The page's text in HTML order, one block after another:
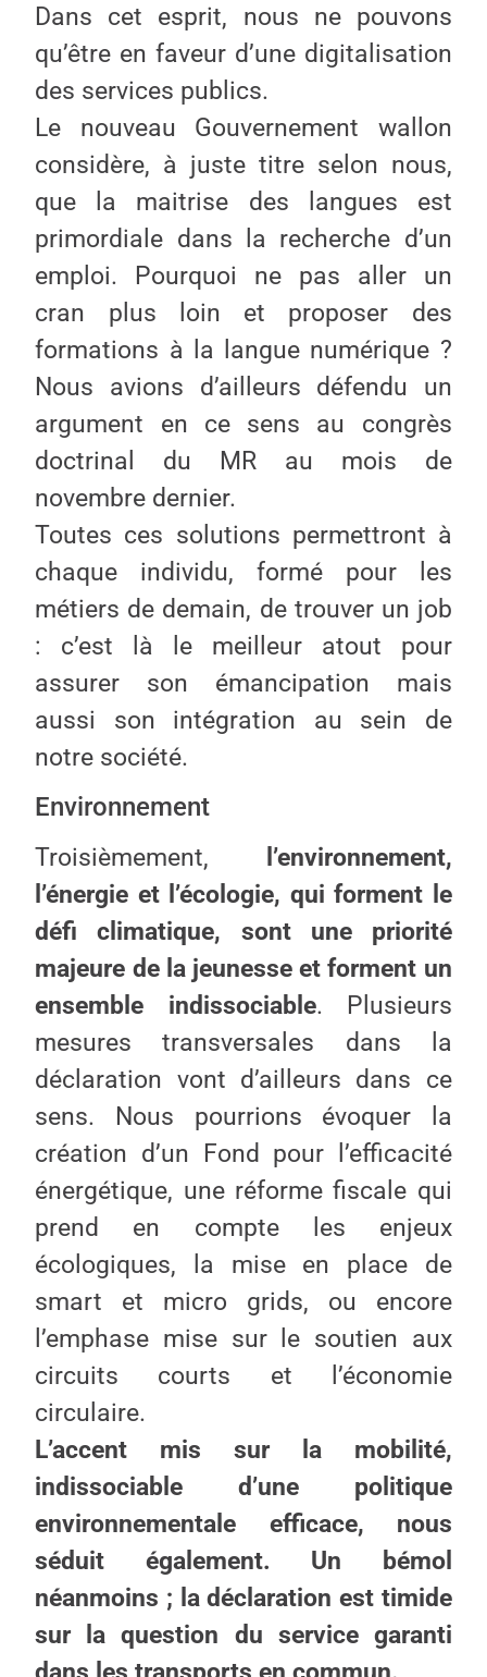
Dans cet esprit, nous ne pouvons
qu’être en faveur d’une digitalisation
des services publics.
Le nouveau Gouvernement wallon
considère, à juste titre selon nous,
que la maitrise des langues est
primordiale dans la recherche d’un
emploi. Pourquoi ne pas aller un
cran plus loin et proposer des
formations à la langue numérique ?
Nous avions d’ailleurs défendu un
argument en ce sens au congrès
doctrinal du MR au mois de
novembre dernier.
Toutes ces solutions permettront à
chaque individu, formé pour les
métiers de demain, de trouver un job
: c’est là le meilleur atout pour
assurer son émancipation mais
aussi son intégration au sein de
notre société.
Environnement
Troisièmement, l’environnement,
l’énergie et l’écologie, qui forment le
défi climatique, sont une priorité
majeure de la jeunesse et forment un
ensemble indissociable. Plusieurs
mesures transversales dans la
déclaration vont d’ailleurs dans ce
sens. Nous pourrions évoquer la
création d’un Fond pour l’efficacité
énergétique, une réforme fiscale qui
prend en compte les enjeux
écologiques, la mise en place de
smart et micro grids, ou encore
l’emphase mise sur le soutien aux
circuits courts et l’économie
circulaire.
L’accent mis sur la mobilité,
indissociable d’une politique
environnementale efficace, nous
séduit également. Un bémol
néanmoins ; la déclaration est timide
sur la question du service garanti